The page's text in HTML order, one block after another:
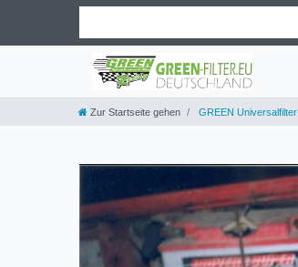
Zur Startseite gehen GREEN Universalfilter